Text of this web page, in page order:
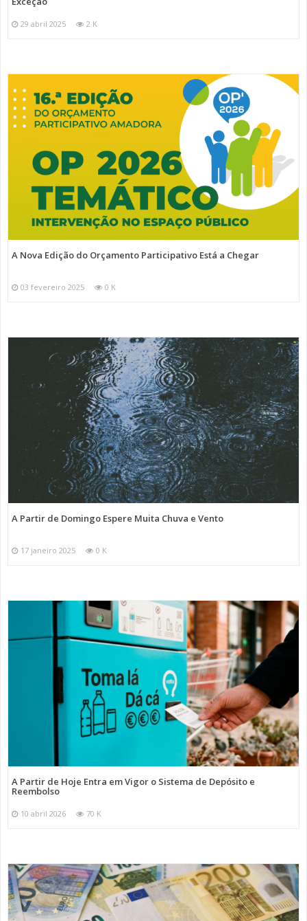
29 abril 2025 2 K
A Nova Edição do Orçamento Participativo Está a Chegar
03 fevereiro 2025 0 K
A Partir de Domingo Espere Muita Chuva e Vento
17 janeiro 2025 0 K
A Partir de Hoje Entra em Vigor o Sistema de Depósito e
Reembolso
10 abril 2026 70 K